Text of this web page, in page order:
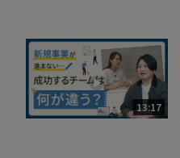
13:17